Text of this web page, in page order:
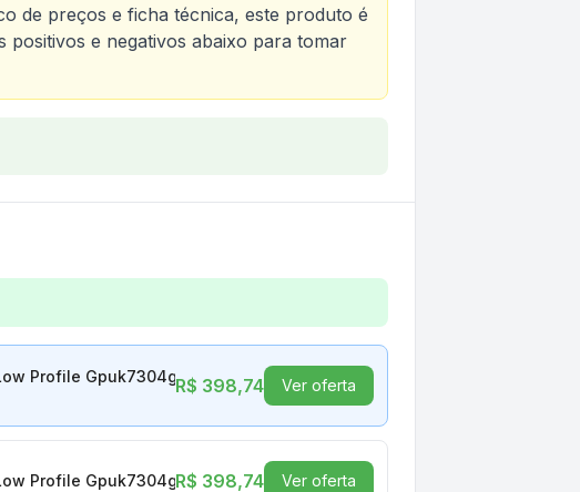
de preços e ficha técnica, este produto é
positivos e negativos abaixo para tomar
4Gb Ddr3 128 Bits Vinik Low Profile Gpuk7304gblp0h2
Profile Gpuk7304gblp0h2
R$ 398,74 Ver oferta
Profile Gpuk7304gblp0h2
R$ 398,74 Ver oferta